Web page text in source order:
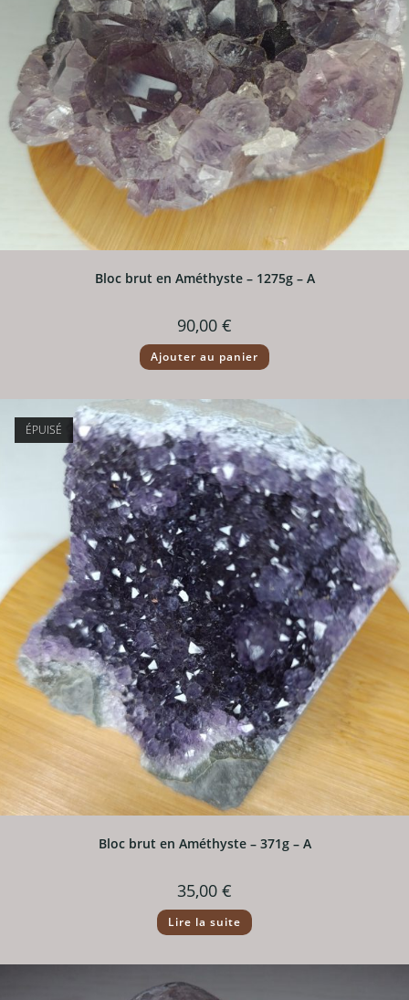
Bloc brut en Améthyste – 1275g – A
90,00 €
Ajouter au panier
ÉPUISÉ
Bloc brut en Améthyste – 371g – A
35,00 €
Lire la suite